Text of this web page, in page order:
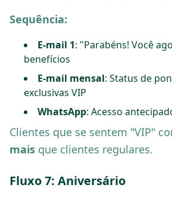
Sequência:
E-mail 1: "Parabéns! Você
benefícios
E-mail mensal: Status de
exclusivas VIP
WhatsApp: Acesso
Clientes que se sentem "VIP"
mais que clientes regulares.
Fluxo 7: Aniversário